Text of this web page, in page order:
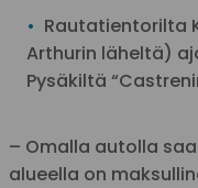
Rautatientorilta
Arthurin läheltä)
Pysäkiltä
– Omalla autolla
alueella on